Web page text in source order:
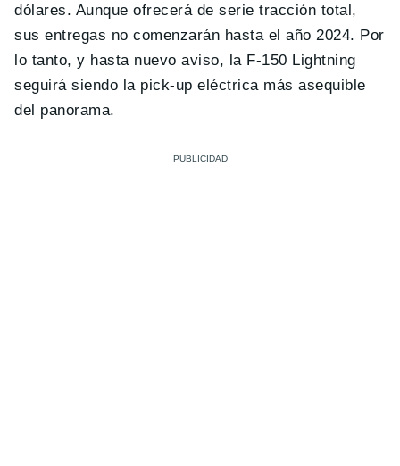
dólares. Aunque ofrecerá de serie tracción total,
sus entregas no comenzarán hasta el año 2024. Por
lo tanto, y hasta nuevo aviso, la F-150 Lightning
seguirá siendo la pick-up eléctrica más asequible
del panorama.